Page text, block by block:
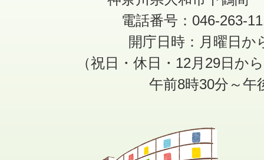
電話番号：046-263-
開庁日時：月曜日か
（祝日・休日・12月29日か
午前8時30分～午